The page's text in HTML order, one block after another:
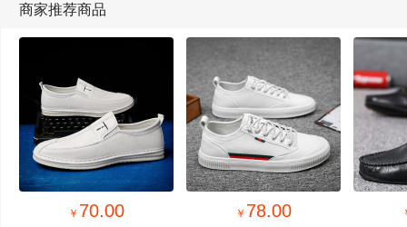
商家推荐商品
￥85.00 ￥80.00